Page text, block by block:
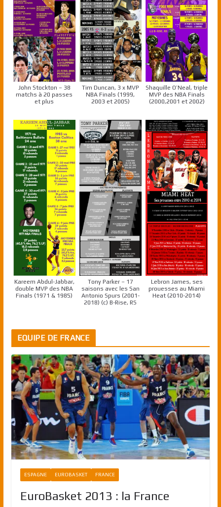
John Stockton – 38
matchs à 20 passes
et plus
Tim Duncan, 3 x MVP
NBA Finals (1999,
2003 et 2005)
Shaquille O’Neal, triple
MVP des NBA Finals
(2000,2001 et 2002)
Kareem Abdul-Jabbar,
double MVP des NBA
Finals (1971 & 1985)
Tony Parker – 17
saisons avec les San
Antonio Spurs (2001-
2018) (c) B-Rise, RS
Lebron James, ses
prouesses au Miami
Heat (2010-2014)
EQUIPE DE FRANCE
ESPAGNE EUROBASKET FRANCE
EuroBasket 2013 : la France